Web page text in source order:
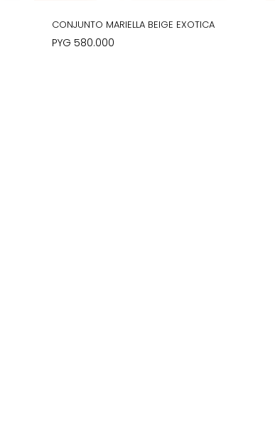
CONJUNTO MARIELLA BEIGE EXOTICA
PYG 580.000